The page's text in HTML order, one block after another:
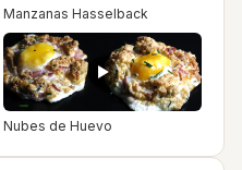
Manzanas Hasselback
Nubes de Huevo